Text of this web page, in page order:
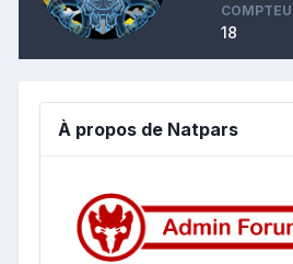
18
À propos de Natpars